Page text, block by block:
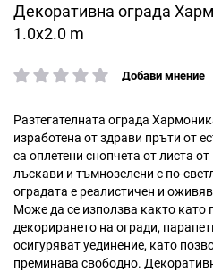
Декоративна ограда
1.0х2.0 m
рейтинг:
Добави мнение
Разтегателната ограда
изработена от здрави пръти от
са оплетени снопчета от листа
лъскави и тъмнозелени с по-
оградата е реалистичен и
Може да се използва както като
декорирането на огради,
осигуряват уединение, като
преминава свободно.
Преминете
към
началото
галерия
снимки